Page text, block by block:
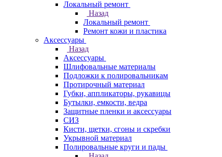
Локальный ремонт
Назад
Локальный ремонт
Ремонт кожи и пластика
Аксессуары
Назад
Аксессуары
Шлифовальные материалы
Подложки к полировальникам
Протирочный материал
Губки, аппликаторы, рукавицы
Бутылки, емкости, ведра
Защитные пленки и аксессуары
СИЗ
Кисти, щетки, сгоны и скребки
Укрывной материал
Полировальные круги и пады